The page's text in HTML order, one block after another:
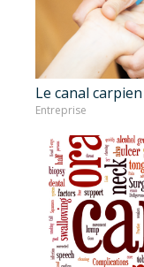
Le canal
Entreprise